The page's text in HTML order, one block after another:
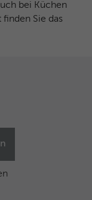
bei Küchen
Sie das